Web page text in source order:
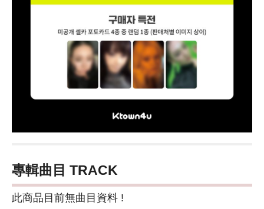
專輯曲目 TRACK
此商品目前無曲目資料 !